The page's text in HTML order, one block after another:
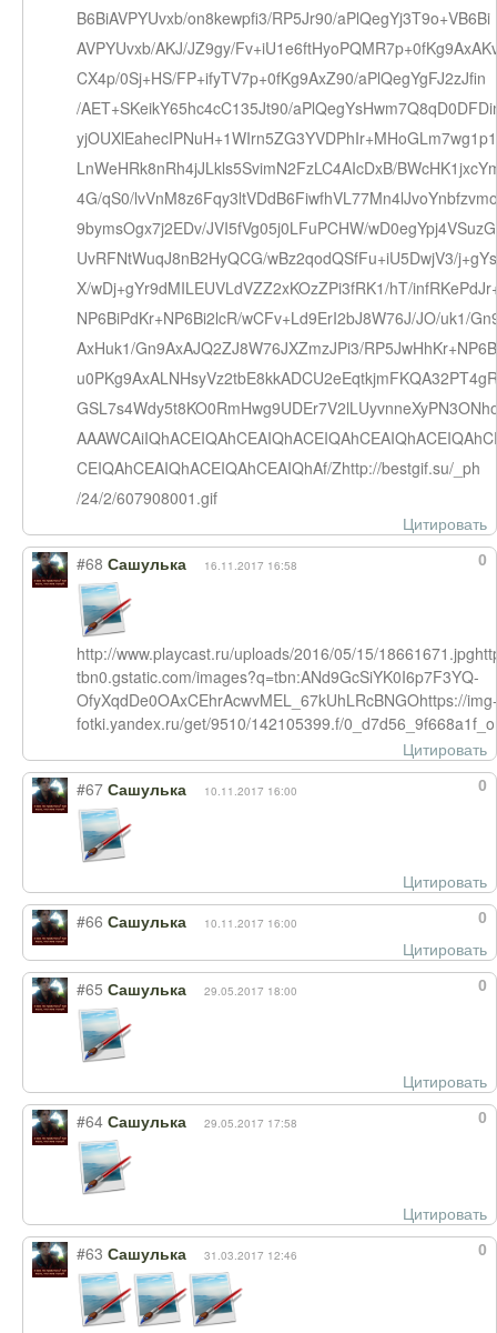
B6BiAVPYUvxb/on8kewpfi3/RP5Jr90/aPlQegYj3T9o+VB6Bi
AVPYUvxb/AKJ/JZ9gy/
CX4p/0Sj+HS/FP+ifyTV7p+0fKg9AxZ90/aPlQegYgFJ2zJfin
/AET+SKeikY65hc4cC135Jt90/
LnWeHRk8nRh4jJLkls5SvimN2FzLC4AIcDxB/
4G/qS0/lvVnM8z6Fqy3ltVDdB6FiwfhVL77Mn4lJvoYnbfzvmo
9bymsOgx7j2EDv/JVI5fVg05j0LFuPCHW/
UvRFNtWuqJ8nB2HyQCG/wBz2qodQSfFu+iU5DwjV3/
X/wDj+gYr9dMILEUVLdVZZ2xKOzZPi3fRK1/hT/
NP6BiPdKr+NP6Bi2lcR/wCFv+Ld9ErI2bJ8W76J/JO/uk1/
AxHuk1/Gn9AxAJQ2ZJ8W76JXZmzJPi3/
CEIQAhCEAIQhACEIQAhCEAIQhAf/Zhttp://bestgif.su/_ph
/24/2/607908001.gif
Цитировать
0
#68 Сашулька 16.11.2017 16:58
http://www.playcast.ru/uploads/2016/05/15/
tbn0.gstatic.com/images?q=tbn:ANd9GcSiYK0I6p7F3YQ-
OfyXqdDe0OAxCEhrAcwvMEL_67kUhLRcBNGOhttps://img-
fotki.yandex.ru/get/9510/142105399.f/
Цитировать
0
#67 Сашулька 10.11.2017 16:00
Цитировать
0
#66 Сашулька 10.11.2017 16:00
Цитировать
0
#65 Сашулька 29.05.2017 18:00
Цитировать
0
#64 Сашулька 29.05.2017 17:58
Цитировать
0
#63 Сашулька 31.03.2017 12:46